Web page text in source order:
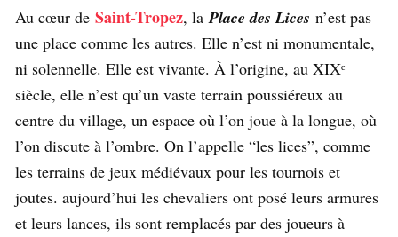
Au cœur de Saint-Tropez, la Place des Lices n’est pas
une place comme les autres. Elle n’est ni monumentale,
ni solennelle. Elle est vivante. À l’origine, au XIXᵉ
siècle, elle n’est qu’un vaste terrain poussiéreux au
centre du village, un espace où l’on joue à la longue, où
l’on discute à l’ombre. On l’appelle “les lices”, comme
les terrains de jeux médiévaux pour les tournois et
joutes. aujourd’hui les chevaliers ont posé leurs armures
et leurs lances, ils sont remplacés par des joueurs à